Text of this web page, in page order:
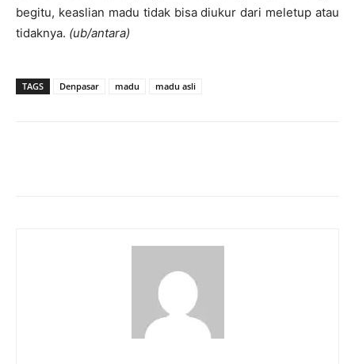
begitu, keaslian madu tidak bisa diukur dari meletup atau
tidaknya. (ub/antara)
TAGS Denpasar madu madu asli